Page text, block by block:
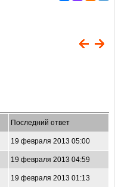
Последний ответ
19 февраля 2013 05:00
19 февраля 2013 04:59
19 февраля 2013 01:13